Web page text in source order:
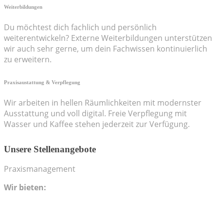
Weiterbildungen
Du möchtest dich fachlich und persönlich
weiterentwickeln? Externe Weiterbildungen unterstützen
wir auch sehr gerne, um dein Fachwissen kontinuierlich
zu erweitern.
Praxisaustattung & Verpflegung
Wir arbeiten in hellen Räumlichkeiten mit modernster
Ausstattung und voll digital. Freie Verpflegung mit
Wasser und Kaffee stehen jederzeit zur Verfügung.
Unsere Stellenangebote
Praxismanagement
Wir bieten: